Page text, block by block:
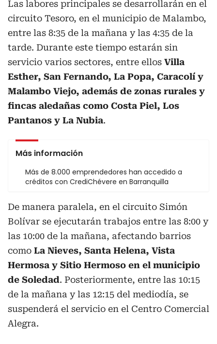
Las labores principales se desarrollarán en el
circuito Tesoro, en el municipio de Malambo,
entre las 8:35 de la mañana y las 4:35 de la
tarde. Durante este tiempo estarán sin
servicio varios sectores, entre ellos Villa
Esther, San Fernando, La Popa, Caracolí y
Malambo Viejo, además de zonas rurales y
fincas aledañas como Costa Piel, Los
Pantanos y La Nubia.
Más información
Más de 8.000 emprendedores han accedido a
créditos con CrediChévere en Barranquilla
De manera paralela, en el circuito Simón
Bolívar se ejecutarán trabajos entre las 8:00 y
las 10:00 de la mañana, afectando barrios
como La Nieves, Santa Helena, Vista
Hermosa y Sitio Hermoso en el municipio
de Soledad. Posteriormente, entre las 10:15
de la mañana y las 12:15 del mediodía, se
suspenderá el servicio en el Centro Comercial
Alegra.